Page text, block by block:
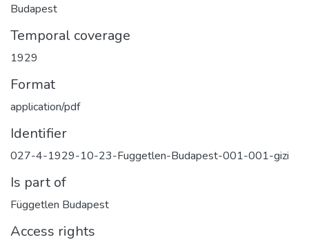
Budapest
Temporal coverage
1929
Format
application/pdf
Identifier
027-4-1929-10-23-Fuggetlen-Budapest-001-001-gizi
Is part of
Független Budapest
Access rights